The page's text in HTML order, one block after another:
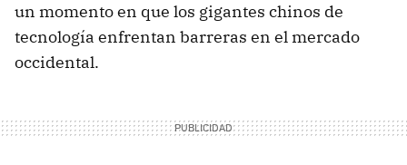
un momento en que los gigantes chinos de
tecnología enfrentan barreras en el mercado
occidental.